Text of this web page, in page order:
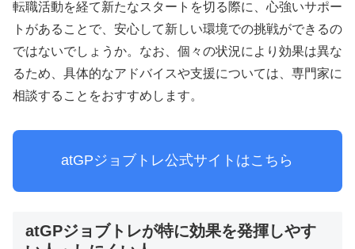
転職活動を経て新たなスタートを切る際に、心強いサポー
トがあることで、安心して新しい環境での挑戦ができるの
ではないでしょうか。なお、個々の状況により効果は異な
るため、具体的なアドバイスや支援については、専門家に
相談することをおすすめします。
atGPジョブトレ公式サイトはこちら
atGPジョブトレが特に効果を発揮しやす